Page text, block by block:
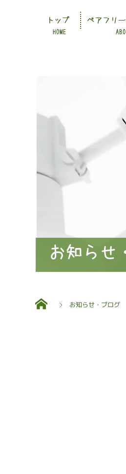
HOME
トップ ペアフリ
お知らせ
お知らせ・ブログ